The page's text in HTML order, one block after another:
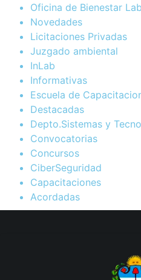
Oficina de Bienestar
Novedades
Licitaciones Privadas
Juzgado ambiental
InLab
Informativas
Escuela de
Destacadas
Depto.Sistemas y
Convocatorias
Concursos
CiberSeguridad
Capacitaciones
Acordadas